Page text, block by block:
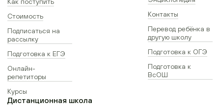
Стоимость
Подписаться на
рассылку
Подготовка к ЕГЭ
Онлайн-
репетиторы
Курсы
Контакты
Перевод ребёнка в
другую школу
Подготовка к ОГЭ
Подготовка к
ВсОШ
Дистанционная школа